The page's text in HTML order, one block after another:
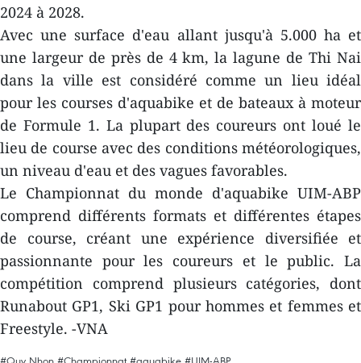
2024 à 2028.
Avec une surface d'eau allant jusqu'à 5.000 ha et
une largeur de près de 4 km, la lagune de Thi Nai
dans la ville est considéré comme un lieu idéal
pour les courses d'aquabike et de bateaux à moteur
de Formule 1. La plupart des coureurs ont loué le
lieu de course avec des conditions météorologiques,
un niveau d'eau et des vagues favorables.
Le Championnat du monde d'aquabike UIM-ABP
comprend différents formats et différentes étapes
de course, créant une expérience diversifiée et
passionnante pour les coureurs et le public. La
compétition comprend plusieurs catégories, dont
Runabout GP1, Ski GP1 pour hommes et femmes et
Freestyle. -VNA